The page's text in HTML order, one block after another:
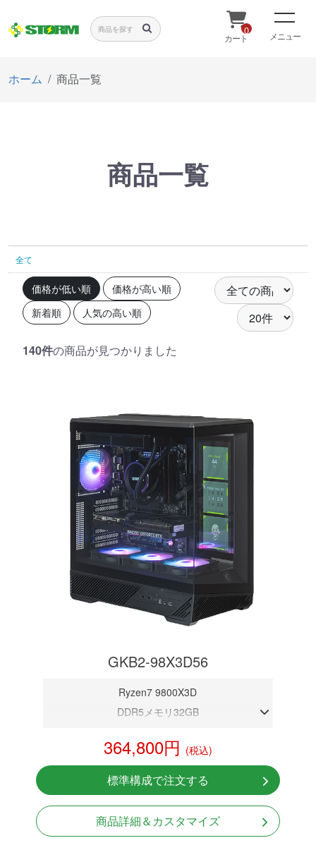
0
カート メニュー
ホーム 商品一覧
商品一覧
全て
価格が低い順
価格が高い順
新着順
人気の高い順
140件の商品が見つかりました
GKB2-98X3D56
Ryzen7 9800X3D
DDR5メモリ32GB
NVMeSSD 1TB
無線LAN Bluetooth対応
Windows11 Home 64bit
LCDスクリーン搭載
364,800円 (税込)
標準構成で注文する
商品詳細＆カスタマイズ